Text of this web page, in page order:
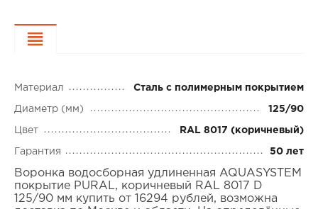
Материал Сталь с полимерным покрытием
Диаметр (мм) 125/90
Цвет RAL 8017 (коричневый)
Гарантия 50 лет
Воронка водосборная удлиненная AQUASYSTEM
покрытие PURAL, коричневый RAL 8017 D
125/90 мм купить от 16294 рублей, возможна